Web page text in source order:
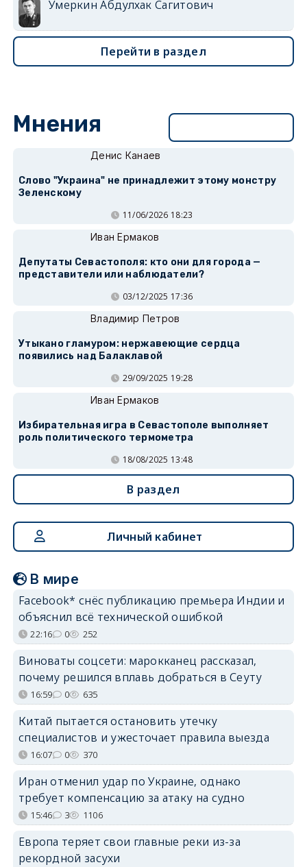
Умеркин Абдулхак Сагитович
Перейти в раздел
Мнения
Денис Канаев
Слово "Украина" не принадлежит этому монстру
Зеленскому
11/06/2026 18:23
Иван Ермаков
Депутаты Севастополя: кто они для города —
представители или наблюдатели?
03/12/2025 17:36
Владимир Петров
Утыкано гламуром: нержавеющие сердца
появились над Балаклавой
29/09/2025 19:28
Иван Ермаков
Избирательная игра в Севастополе выполняет
роль политического термометра
18/08/2025 13:48
В раздел
Личный кабинет
В мире
Facebook* снёс публикацию премьера Индии и
объяснил всё технической ошибкой
22:16 0 252
Виноваты соцсети: марокканец рассказал,
почему решился вплавь добраться в Сеуту
16:59 0 635
Китай пытается остановить утечку
специалистов и ужесточает правила выезда
16:07 0 370
Иран отменил удар по Украине, однако
требует компенсацию за атаку на судно
15:46 3 1106
Европа теряет свои главные реки из-за
рекордной засухи